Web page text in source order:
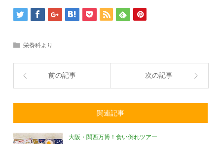
栄養科より
前の記事 次の記事
関連記事
大阪・関西万博！食い倒れツアー